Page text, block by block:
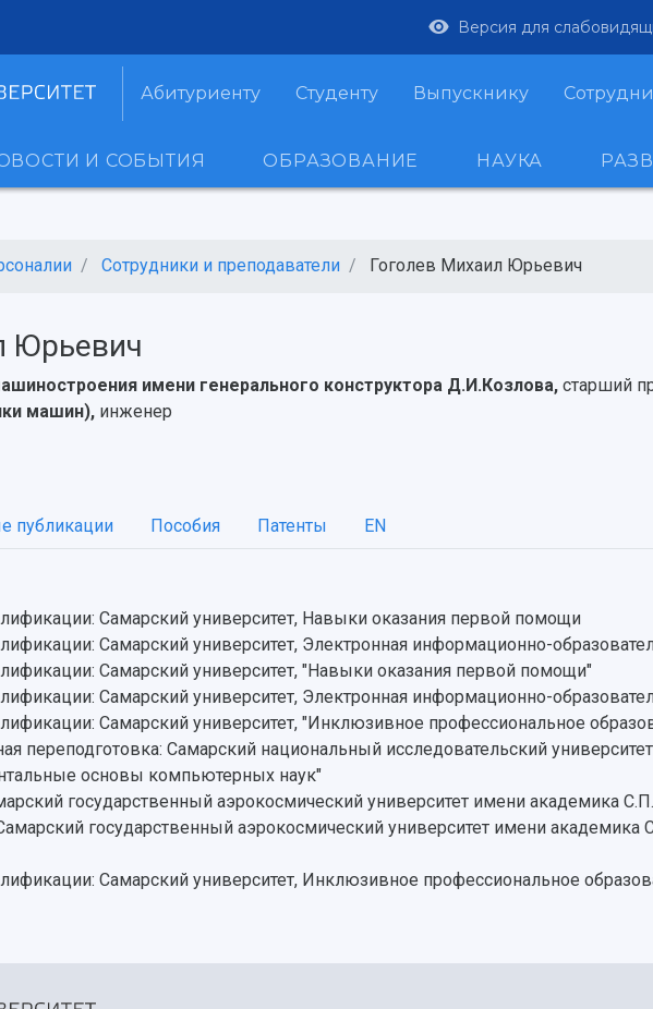
Версия для
Абитуриенту Студенту Выпускнику
И СОБЫТИЯ ОБРАЗОВАНИЕ НАУКА
Сотрудники и преподаватели Гоголев Михаил Юрьевич
Юрьевич
имени генерального конструктора Д.И.Козлова, старший
машин), инженер
публикации Пособия Патенты EN
Самарский университет, Навыки оказания первой помощи
Самарский университет, Электронная информационно-
Самарский университет, "Навыки оказания первой помощи"
Самарский университет, Электронная информационно-
Самарский университет, "Инклюзивное профессиональное
переподготовка: Самарский национальный исследовательский
основы компьютерных наук"
государственный аэрокосмический университет имени академика
государственный аэрокосмический университет имени академика
Самарский университет, Инклюзивное профессиональное